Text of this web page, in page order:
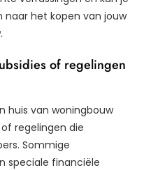
het kopen van jouw
of regelingen
huis van woningbouw
regelingen die
Sommige
speciale financiële